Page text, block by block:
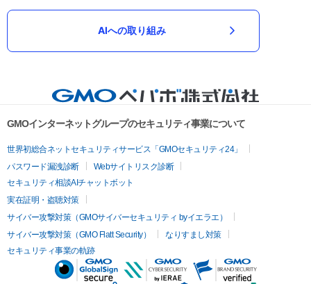
AIへの取り組み
GMOインターネットグループのセキュリティ事業について
世界初総合ネットセキュリティサービス「GMOセキュリティ24」
パスワード漏洩診断
Webサイトリスク診断
セキュリティ相談AIチャットボット
実在証明・盗聴対策
サイバー攻撃対策（GMOサイバーセキュリティ byイエラエ）
サイバー攻撃対策（GMO Flatt Security）
なりすまし対策
セキュリティ事業の軌跡